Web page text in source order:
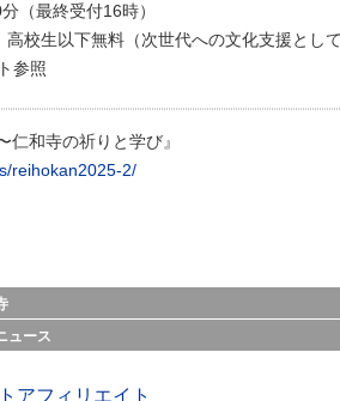
（最終受付16時）
高校生以下無料（次世代への文化支援とし
参照
仁和寺の祈りと学び』
reihokan2025-2/
ュース